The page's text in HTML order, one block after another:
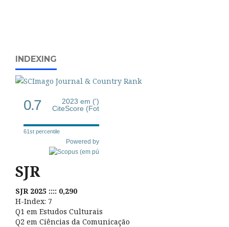
INDEXING
0.7
2023 em (')
CiteScore (Fot
61st percentile
Powered by
SJR
SJR 2025 :::: 0,290
H-Index: 7
Q1 em Estudos Culturais
Q2 em Ciências da Comunicação